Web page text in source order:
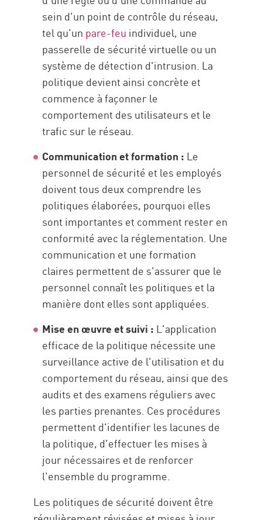
sein d'un point de contrôle du réseau,
tel qu'un pare-feu individuel, une
passerelle de sécurité virtuelle ou un
système de détection d'intrusion. La
politique devient ainsi concrète et
commence à façonner le
comportement des utilisateurs et le
trafic sur le réseau.
Communication et formation : Le
personnel de sécurité et les employés
doivent tous deux comprendre les
politiques élaborées, pourquoi elles
sont importantes et comment rester en
conformité avec la réglementation. Une
communication et une formation
claires permettent de s'assurer que le
personnel connaît les politiques et la
manière dont elles sont appliquées.
Mise en œuvre et suivi : L'application
efficace de la politique nécessite une
surveillance active de l'utilisation et du
comportement du réseau, ainsi que des
audits et des examens réguliers avec
les parties prenantes. Ces procédures
permettent d'identifier les lacunes de
la politique, d'effectuer les mises à
jour nécessaires et de renforcer
l'ensemble du programme.
Les politiques de sécurité doivent être